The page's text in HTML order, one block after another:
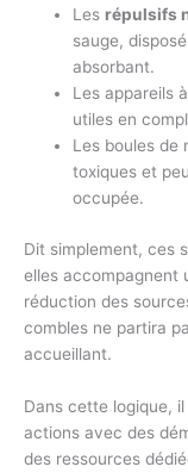
Les répulsifs
sauge,
absorbant.
Les appareils
utiles en
Les boules de
toxiques et
occupée.
Dit simplement, ces
elles accompagnent
réduction des
combles ne partira
accueillant.
Dans cette logique,
actions avec des
des ressources